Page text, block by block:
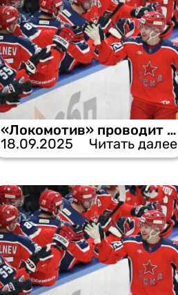
«Локомотив» проводит показательный матч, унизив ЦСКА.
18.09.2025
Читать далее